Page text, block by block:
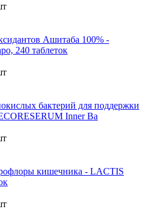
Ашитаба 100% -
240 таблеток
бактерий для поддержки
Inner Ba
кишечника - LACTIS